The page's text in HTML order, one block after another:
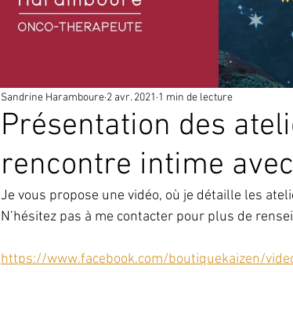
Présentation des
rencontre intime
Sandrine Haramboure 2 avr. 2021 1 min de lecture
Je vous propose une vidéo, où je détaille les
N’hésitez pas à me contacter pour plus de
https://www.facebook.com/boutiquekaizen/